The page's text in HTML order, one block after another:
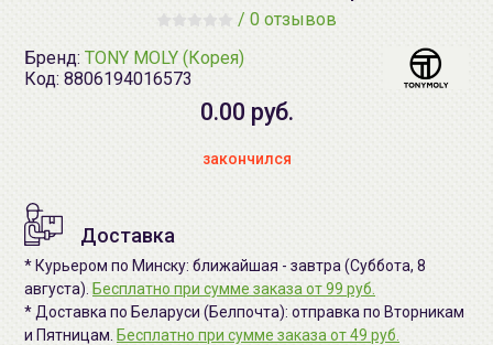
/ 0 отзывов
Бренд: TONY MOLY (Корея)
Код: 8806194016573
0.00 руб.
закончился
Доставка
* Курьером по Минску: ближайшая - завтра (Суббота, 8
августа). Бесплатно при сумме заказа от 99 руб.
* Доставка по Беларуси (Белпочта): отправка по Вторникам
и Пятницам. Бесплатно при сумме заказа от 49 руб.